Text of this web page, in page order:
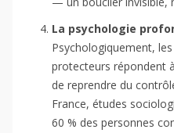
La psychologie
Psychologiquement,
protecteurs répondent
de reprendre du
France, études
60 % des personnes